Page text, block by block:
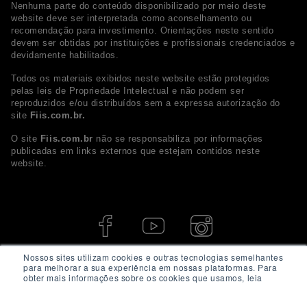
Nossos sites utilizam cookies e outras tecnologias semelhantes
para melhorar a sua experiência em nossas plataformas. Para
obter mais informações sobre os cookies que usamos, leia
Nenhuma parte do conteúdo disponibilizado por meio deste
website deve ser interpretada como aconselhamento ou
recomendação para investimento. Orientações neste sentido
devem ser obtidas por instituições e profissionais credenciados e
devidamente habilitados.
Todos os materiais exibidos neste website estão protegidos
pelas leis de Propriedade Intelectual e não podem ser
reproduzidos e/ou distribuídos sem a expressa autorização do
site Fiis.com.br.
O site Fiis.com.br não se responsabiliza por informações
publicadas em links externos que estejam contidos neste
website.